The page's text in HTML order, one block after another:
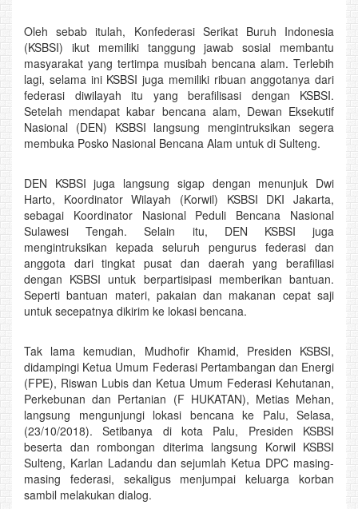
Oleh sebab itulah, Konfederasi Serikat Buruh Indonesia
(KSBSI) ikut memiliki tanggung jawab sosial membantu
masyarakat yang tertimpa musibah bencana alam. Terlebih
lagi, selama ini KSBSI juga memiliki ribuan anggotanya dari
federasi diwilayah itu yang berafilisasi dengan KSBSI.
Setelah mendapat kabar bencana alam, Dewan Eksekutif
Nasional (DEN) KSBSI langsung mengintruksikan segera
membuka Posko Nasional Bencana Alam untuk di Sulteng.
DEN KSBSI juga langsung sigap dengan menunjuk Dwi
Harto, Koordinator Wilayah (Korwil) KSBSI DKI Jakarta,
sebagai Koordinator Nasional Peduli Bencana Nasional
Sulawesi Tengah. Selain itu, DEN KSBSI juga
mengintruksikan kepada seluruh pengurus federasi dan
anggota dari tingkat pusat dan daerah yang berafiliasi
dengan KSBSI untuk berpartisipasi memberikan bantuan.
Seperti bantuan materi, pakaian dan makanan cepat saji
untuk secepatnya dikirim ke lokasi bencana.
Tak lama kemudian, Mudhofir Khamid, Presiden KSBSI,
didampingi Ketua Umum Federasi Pertambangan dan Energi
(FPE), Riswan Lubis dan Ketua Umum Federasi Kehutanan,
Perkebunan dan Pertanian (F HUKATAN), Metias Mehan,
langsung mengunjungi lokasi bencana ke Palu, Selasa,
(23/10/2018). Setibanya di kota Palu, Presiden KSBSI
beserta dan rombongan diterima langsung Korwil KSBSI
Sulteng, Karlan Ladandu dan sejumlah Ketua DPC masing-
masing federasi, sekaligus menjumpai keluarga korban
sambil melakukan dialog.